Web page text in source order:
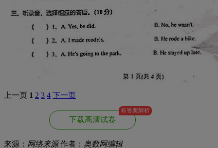
上一页 1 2 3 4 下一页
下载高清试卷
有答案解析
来源： 网络来源作者： 奥数网编辑